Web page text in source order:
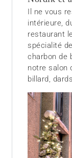
Il ne vous
intérieure,
restaurant
spécialité
charbon de
notre salon
billard,